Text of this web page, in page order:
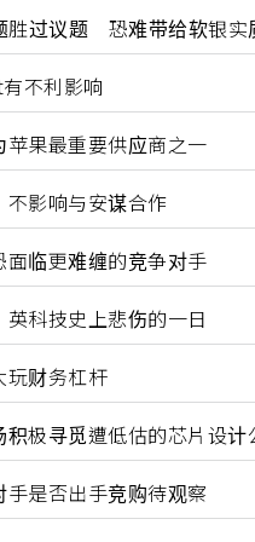
胜过议题 恐难带给软银实
不利影响
果最重要供应商之一
影响与安谋合作
临更难缠的竞争对手
科技史上悲伤的一日
财务杠杆
极寻觅遭低估的芯片设计
是否出手竞购待观察